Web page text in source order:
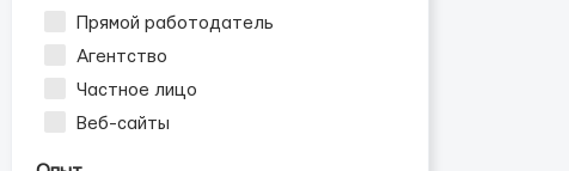
Прямой работодатель
Агентство
Частное лицо
Веб-сайты